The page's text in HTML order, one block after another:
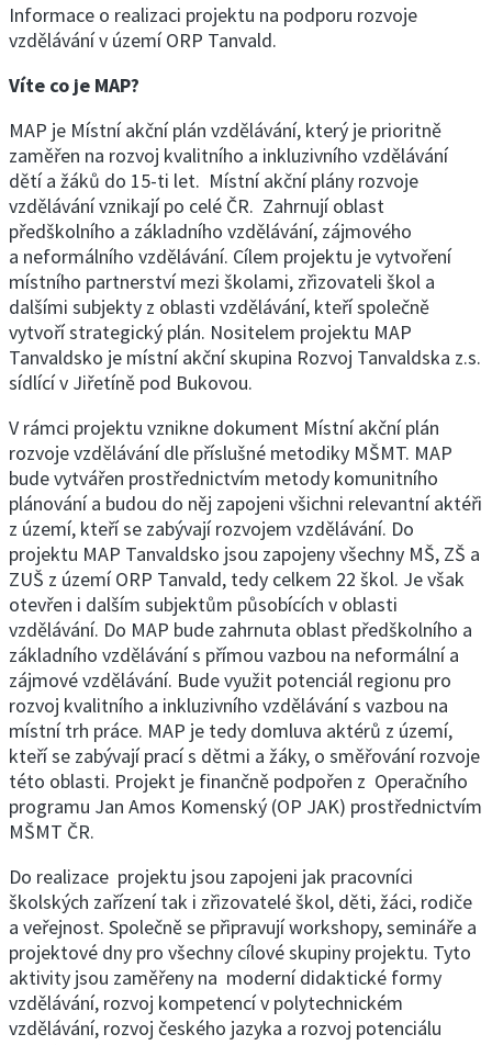
Informace o realizaci projektu na podporu rozvoje
vzdělávání v území ORP Tanvald.
Víte co je MAP?
MAP je Místní akční plán vzdělávání, který je prioritně
zaměřen na rozvoj kvalitního a inkluzivního vzdělávání
dětí a žáků do 15-ti let. Místní akční plány rozvoje
vzdělávání vznikají po celé ČR. Zahrnují oblast
předškolního a základního vzdělávání, zájmového
a neformálního vzdělávání. Cílem projektu je vytvoření
místního partnerství mezi školami, zřizovateli škol a
dalšími subjekty z oblasti vzdělávání, kteří společně
vytvoří strategický plán. Nositelem projektu MAP
Tanvaldsko je místní akční skupina Rozvoj Tanvaldska z.s.
sídlící v Jiřetíně pod Bukovou.
V rámci projektu vznikne dokument Místní akční plán
rozvoje vzdělávání dle příslušné metodiky MŠMT. MAP
bude vytvářen prostřednictvím metody komunitního
plánování a budou do něj zapojeni všichni relevantní aktéři
z území, kteří se zabývají rozvojem vzdělávání. Do
projektu MAP Tanvaldsko jsou zapojeny všechny MŠ, ZŠ a
ZUŠ z území ORP Tanvald, tedy celkem 22 škol. Je však
otevřen i dalším subjektům působících v oblasti
vzdělávání. Do MAP bude zahrnuta oblast předškolního a
základního vzdělávání s přímou vazbou na neformální a
zájmové vzdělávání. Bude využit potenciál regionu pro
rozvoj kvalitního a inkluzivního vzdělávání s vazbou na
místní trh práce. MAP je tedy domluva aktérů z území,
kteří se zabývají prací s dětmi a žáky, o směřování rozvoje
této oblasti. Projekt je finančně podpořen z Operačního
programu Jan Amos Komenský (OP JAK) prostřednictvím
MŠMT ČR.
Do realizace projektu jsou zapojeni jak pracovníci
školských zařízení tak i zřizovatelé škol, děti, žáci, rodiče
a veřejnost. Společně se připravují workshopy, semináře a
projektové dny pro všechny cílové skupiny projektu. Tyto
aktivity jsou zaměřeny na moderní didaktické formy
vzdělávání, rozvoj kompetencí v polytechnickém
vzdělávání, rozvoj českého jazyka a rozvoj potenciálu